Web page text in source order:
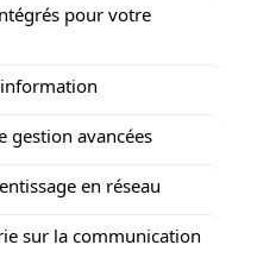
pour votre
gestion avancées
en réseau
sur la communication